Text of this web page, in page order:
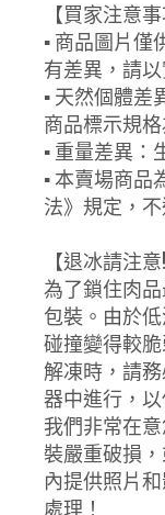
【買家注意事
▪ 商品圖片僅
有差異，請
▪ 天然個體差
商品標示規
▪ 重量差異：
▪ 本賣場商品
法》規定，
【退冰請注意
為了鎖住肉
包裝。由於
碰撞變得較
解凍時，請
器中進行，
我們非常在
裝嚴重破損
內提供照片
處理！